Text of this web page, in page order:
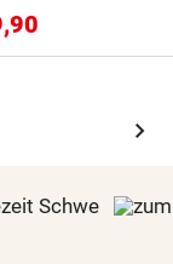
chevron_right